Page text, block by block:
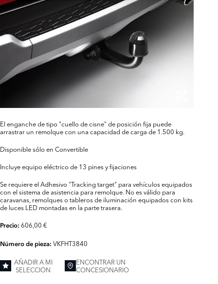
El enganche de tipo "cuello de cisne" de posición fija puede
arrastrar un remolque con una capacidad de carga de 1.500 kg.
Disponible sólo en Convertible
Incluye equipo eléctrico de 13 pines y fijaciones
Se requiere el Adhesivo "Tracking target" para vehículos equipados
con el sistema de asistencia para remolque. No es válido para
caravanas, remolques o tableros de iluminación equipados con kits
de luces LED montadas en la parte trasera.
Precio: 606,00 €
Número de pieza: VKFHT3840
AÑADIR A MI
SELECCIÓN
ENCONTRAR UN
CONCESIONARIO